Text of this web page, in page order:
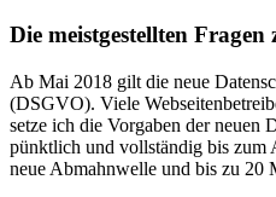
Die meistgestellten
Ab Mai 2018 gilt die neue
(DSGVO). Viele
setze ich die Vorgaben der neuen
pünktlich und vollständig bis
neue Abmahnwelle und bis zu 20